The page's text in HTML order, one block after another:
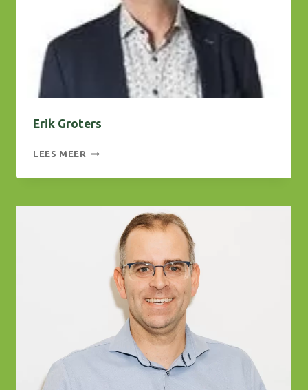
Erik Groters
LEES MEER ERIK